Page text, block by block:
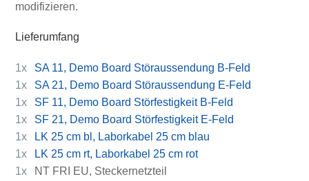
modifizieren.
Lieferumfang
1x
SA 11, Demo Board Störaussendung B-Feld
1x
SA 21, Demo Board Störaussendung E-Feld
1x
SF 11, Demo Board Störfestigkeit B-Feld
1x
SF 21, Demo Board Störfestigkeit E-Feld
1x
LK 25 cm bl, Laborkabel 25 cm blau
1x
LK 25 cm rt, Laborkabel 25 cm rot
1x
NT FRI EU, Steckernetzteil